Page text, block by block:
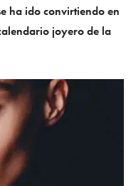
ha ido convirtiendo en
joyero de la